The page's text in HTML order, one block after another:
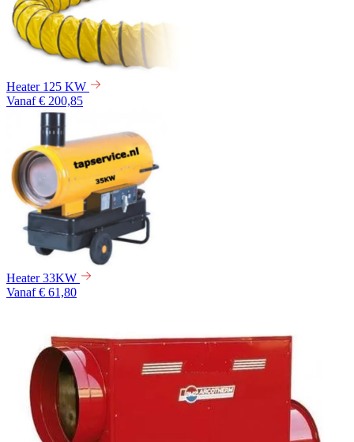
Heater 125 KW
Vanaf € 200,85
Heater 33KW
Vanaf € 61,80